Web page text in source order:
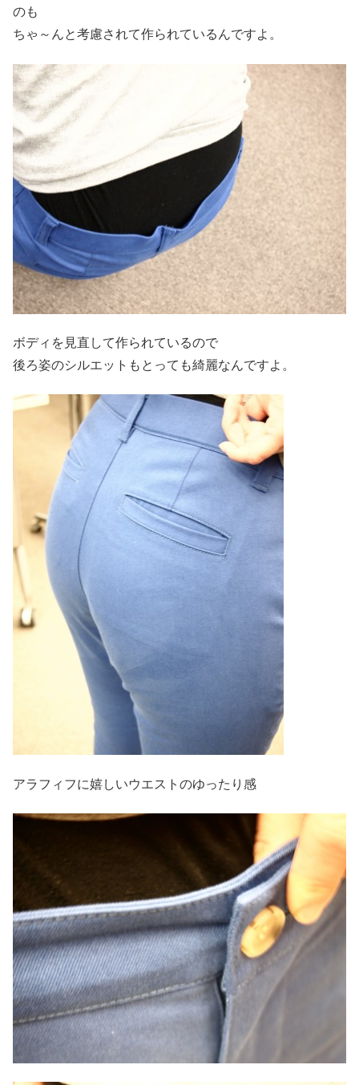
のも
ちゃ～んと考慮されて作られているんですよ。
ボディを見直して作られているので
後ろ姿のシルエットもとっても綺麗なんですよ。
アラフィフに嬉しいウエストのゆったり感